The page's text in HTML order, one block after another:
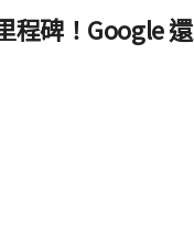
程碑！Google 還